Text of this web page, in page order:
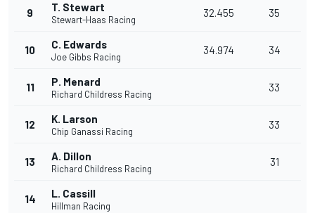
9 T. Stewart
Stewart-Haas Racing
32.455 35
10 C. Edwards
Joe Gibbs Racing
34.974 34
11 P. Menard
Richard Childress Racing
33
12 K. Larson
Chip Ganassi Racing
33
13 A. Dillon
Richard Childress Racing
31
14 L. Cassill
Hillman Racing